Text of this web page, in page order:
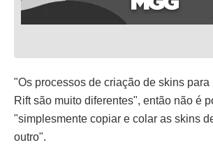
"Os processos de criação de skins para
Rift são muito diferentes", então não é
"simplesmente copiar e colar as skins
outro".